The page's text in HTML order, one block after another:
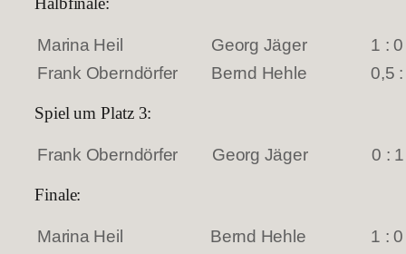
Halbfinale:
Marina Heil Georg Jäger
1 : 0
Frank Oberndörfer
Bernd Hehle 0,5
Spiel um Platz 3:
Frank Oberndörfer Georg Jäger 0 : 1
Finale:
Marina Heil Bernd Hehle 1 : 0